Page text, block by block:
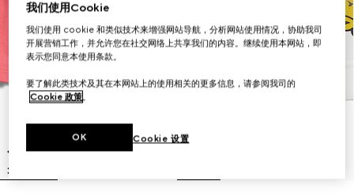
我们使用Cookie
我们使用 cookie 和类似技术来增强网站导航，分析网站使用情况，协助我司
开展营销工作，并允许您在社交网络上共享我们的内容。继续使用本网站，即
表示您同意本使用条款。
要了解此类技术及其在本网站上的使用相关的更多信息，请参阅我司的
Cookie 政策。
Cookie 设置
OK